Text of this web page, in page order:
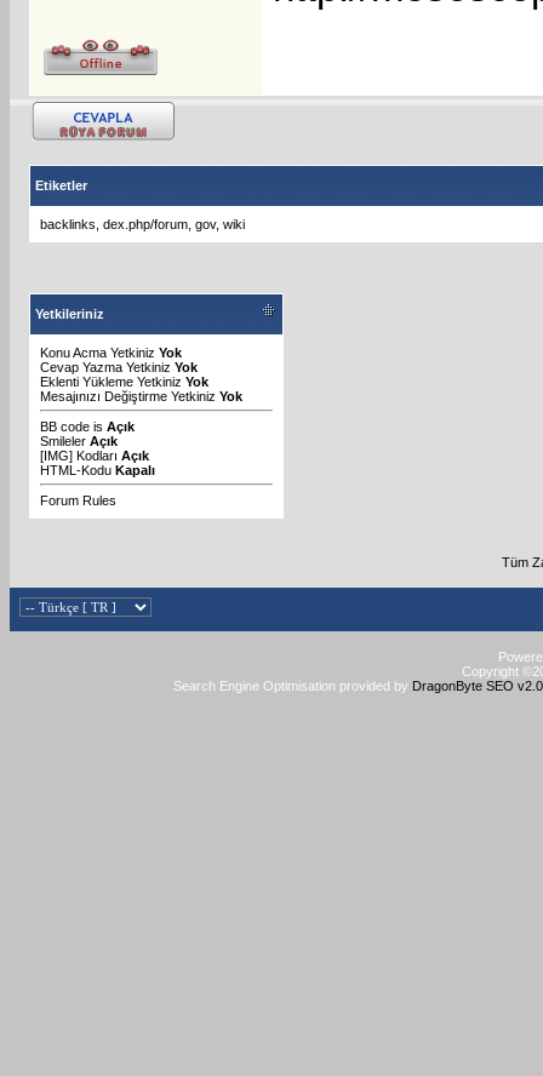
Etiketler
backlinks dex.php/forum gov, wiki
Yetkileriniz
Konu Acma Yetkiniz Yok
Cevap Yazma Yetkiniz Yok
Eklenti Yükleme Yetkiniz Yok
Mesajınızı Değiştirme Yetkiniz Yok
BB code is Açık
Smileler Açık
[IMG] Kodları Açık
HTML-Kodu Kapalı
Forum Rules
Tüm
Copyright
Search Engine Optimisation provided by DragonByte SEO